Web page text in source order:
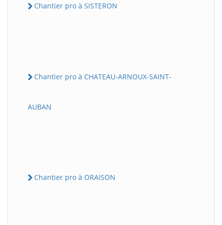
Chantier pro à SISTERON
Chantier pro à CHATEAU-ARNOUX-SAINT-
AUBAN
Chantier pro à ORAISON